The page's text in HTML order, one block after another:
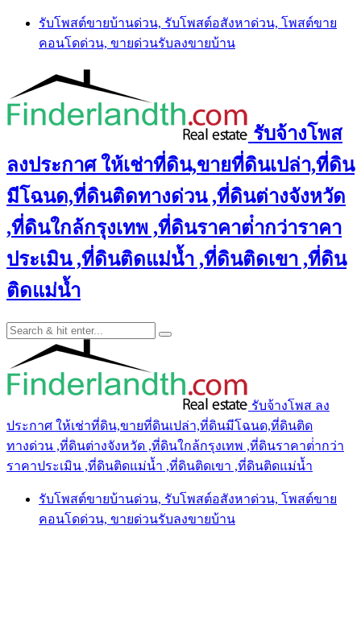
Skip
content
รับโพสต์ขายบ้านด่วน, รับโพสต์อสังหาด่วน, โพสต์ขาย
คอนโดด่วน, ขายด่วนรับลงขายบ้าน
รับจ้างโพส
ลงประกาศ ให้เช่าที่ดิน,ขายที่ดินเปล่า,ที่ดิน
มีโฉนด,ที่ดินติดทางด่วน ,ที่ดินต่างจังหวัด
,ที่ดินใกล้กรุงเทพ ,ที่ดินราคาต่ํากว่าราคา
ประเมิน ,ที่ดินติดแม่น้ำ ,ที่ดินติดเขา ,ที่ดิน
ติดแม่น้ำ
รับจ้างโพส ลง
ประกาศ ให้เช่าที่ดิน,ขายที่ดินเปล่า,ที่ดินมีโฉนด,ที่ดินติด
ทางด่วน ,ที่ดินต่างจังหวัด ,ที่ดินใกล้กรุงเทพ ,ที่ดินราคาต่ํากว่า
ราคาประเมิน ,ที่ดินติดแม่น้ำ ,ที่ดินติดเขา ,ที่ดินติดแม่น้ำ
รับโพสต์ขายบ้านด่วน, รับโพสต์อสังหาด่วน, โพสต์ขาย
คอนโดด่วน, ขายด่วนรับลงขายบ้าน